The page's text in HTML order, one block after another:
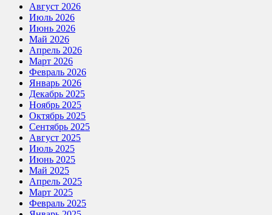
Август 2026
Июль 2026
Июнь 2026
Май 2026
Апрель 2026
Март 2026
Февраль 2026
Январь 2026
Декабрь 2025
Ноябрь 2025
Октябрь 2025
Сентябрь 2025
Август 2025
Июль 2025
Июнь 2025
Май 2025
Апрель 2025
Март 2025
Февраль 2025